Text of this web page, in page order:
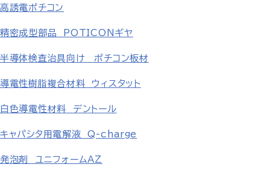
高誘電ポチコン
精密成型部品 POTICONギヤ
半導体検査治具向け ポチコン板材
導電性樹脂複合材料 ウィスタット
白色導電性材料 デントール
キャパシタ用電解液 Q-charge
発泡剤 ユニフォームAZ